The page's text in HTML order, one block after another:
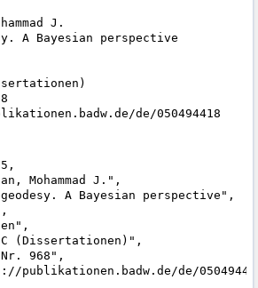
J.
A Bayesian perspective
de/050494418
Mohammad J.",
A Bayesian perspective",
(Dissertationen)",
968",
de/